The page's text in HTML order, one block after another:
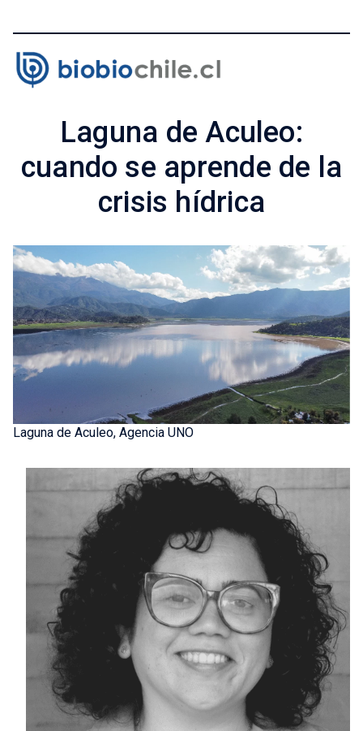
Laguna de Aculeo:
cuando se aprende de la
crisis hídrica
Laguna de Aculeo, Agencia UNO